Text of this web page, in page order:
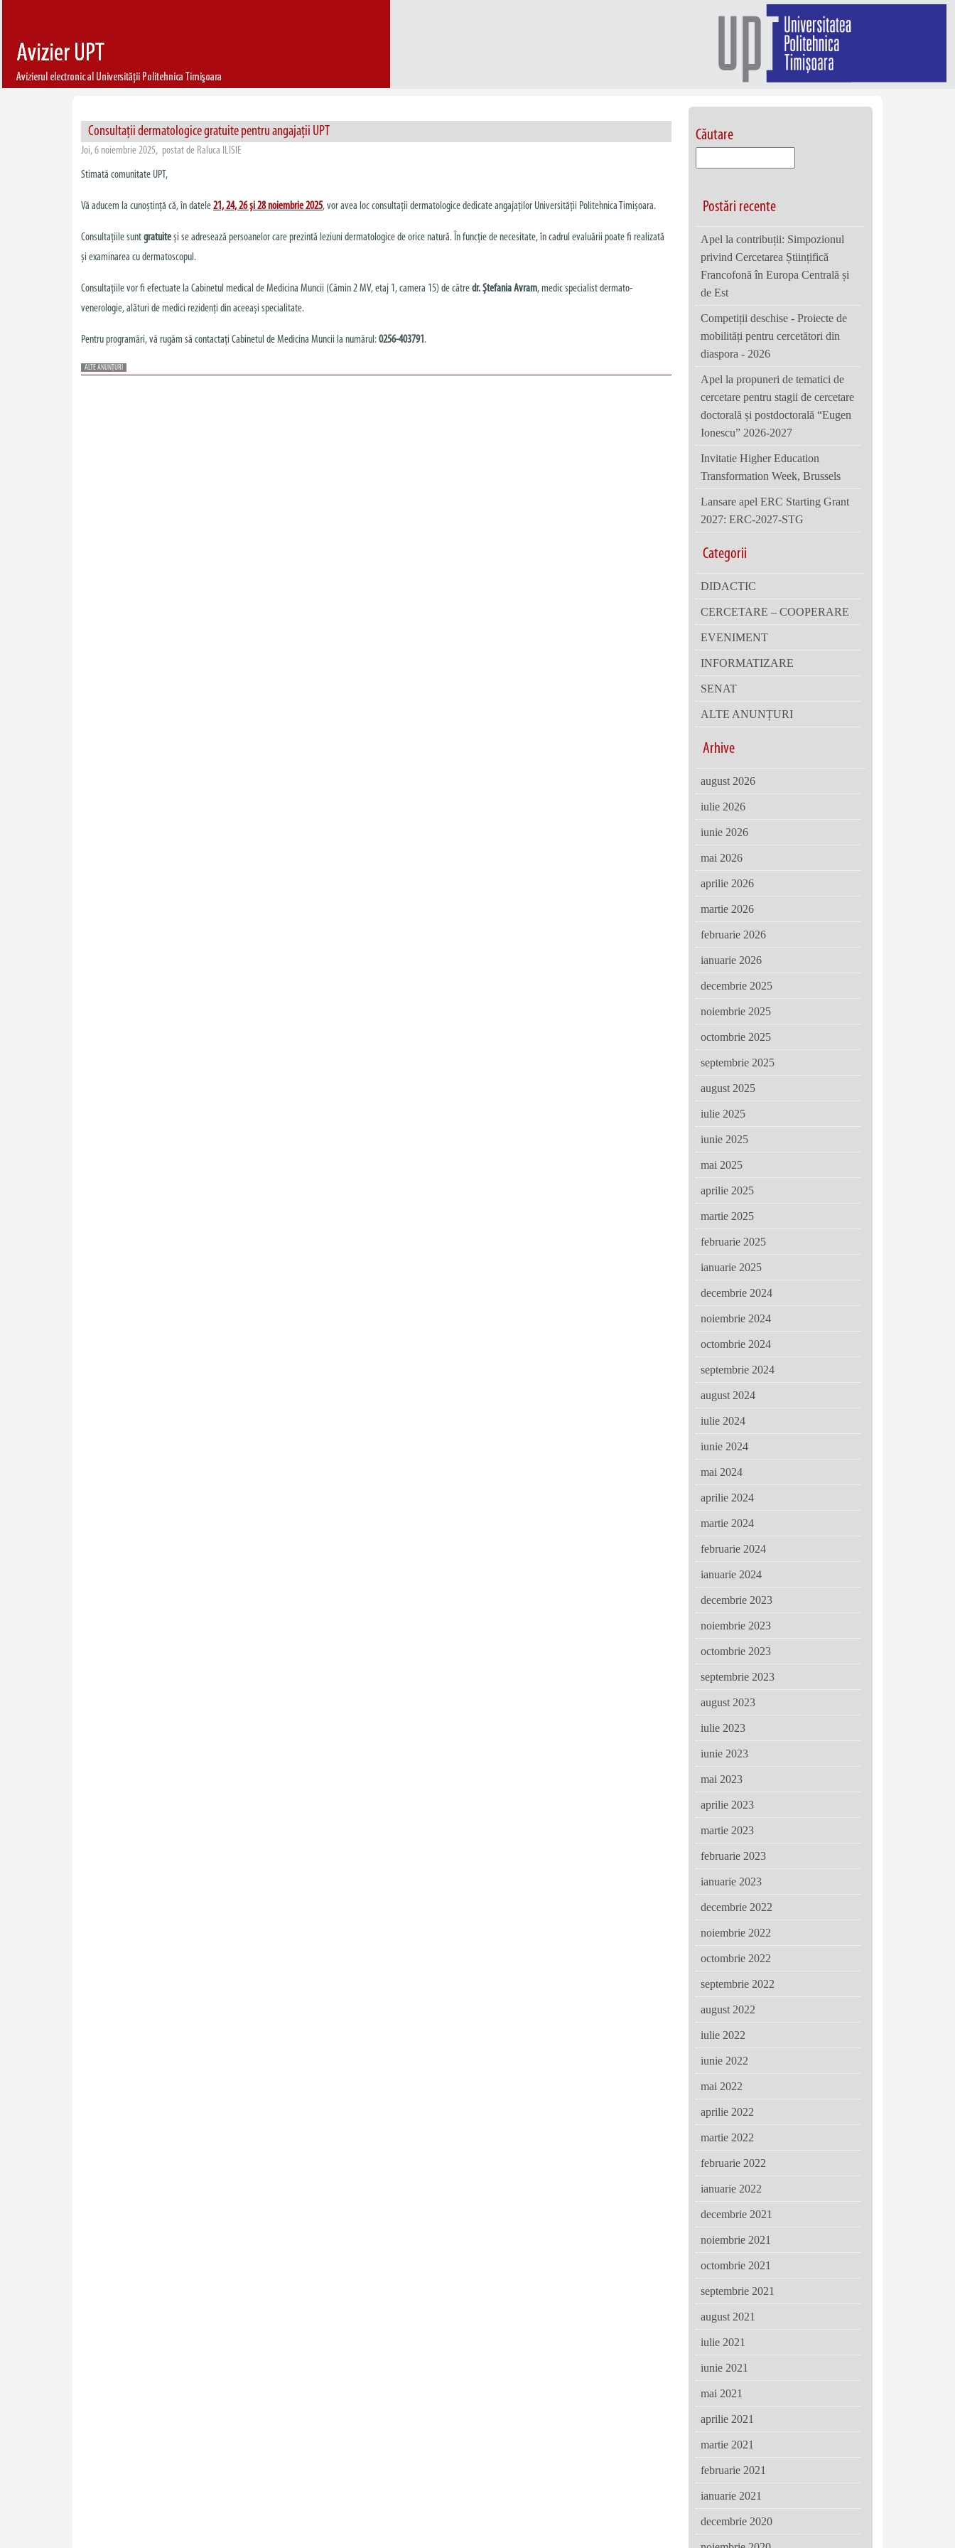
Consultații dermatologice gratuite pentru angajații UPT
Joi, 6 noiembrie 2025, postat de Raluca ILISIE
Stimată comunitate UPT,
Vă aducem la cunoștință că, în datele21, 24, 26 și 28 noiembrie 2025, vor avea loc consultații dermatologice dedicate angajaților Universității Politehnica Timișoara.
Consultațiile suntgratuiteși se adresează persoanelor care prezintă leziuni dermatologice de orice natură. În funcție de necesitate, în cadrul evaluării poate fi realizată
și examinarea cu dermatoscopul.
Consultațiile vor fi efectuate la Cabinetul medical de Medicina Muncii (Cămin 2 MV, etaj 1, camera 15) de cătredr. Ștefania Avram, medic specialist dermato-
venerologie, alături de medici rezidenți din aceeași specialitate.
Pentru programări, vă rugăm să contactați Cabinetul de Medicina Muncii la numărul:0256-403791.
ALTE ANUNȚURI
Căutare
Postări recente
Apel la contribuții: Simpozionul
privind Cercetarea Științifică
Francofonă în Europa Centrală și
de Est
Competiții deschise - Proiecte de
mobilități pentru cercetători din
diaspora - 2026
Apel la propuneri de tematici de
cercetare pentru stagii de cercetare
doctorală și postdoctorală “Eugen
Ionescu” 2026-2027
Invitatie Higher Education
Transformation Week, Brussels
Lansare apel ERC Starting Grant
2027: ERC-2027-STG
Categorii
DIDACTIC
CERCETARE – COOPERARE
EVENIMENT
INFORMATIZARE
SENAT
ALTE ANUNȚURI
Arhive
august 2026
iulie 2026
iunie 2026
mai 2026
aprilie 2026
martie 2026
februarie 2026
ianuarie 2026
decembrie 2025
noiembrie 2025
octombrie 2025
septembrie 2025
august 2025
iulie 2025
iunie 2025
mai 2025
aprilie 2025
martie 2025
februarie 2025
ianuarie 2025
decembrie 2024
noiembrie 2024
octombrie 2024
septembrie 2024
august 2024
iulie 2024
iunie 2024
mai 2024
aprilie 2024
martie 2024
februarie 2024
ianuarie 2024
decembrie 2023
noiembrie 2023
octombrie 2023
septembrie 2023
august 2023
iulie 2023
iunie 2023
mai 2023
aprilie 2023
martie 2023
februarie 2023
ianuarie 2023
decembrie 2022
noiembrie 2022
octombrie 2022
septembrie 2022
august 2022
iulie 2022
iunie 2022
mai 2022
aprilie 2022
martie 2022
februarie 2022
ianuarie 2022
decembrie 2021
noiembrie 2021
octombrie 2021
septembrie 2021
august 2021
iulie 2021
iunie 2021
mai 2021
aprilie 2021
martie 2021
februarie 2021
ianuarie 2021
decembrie 2020